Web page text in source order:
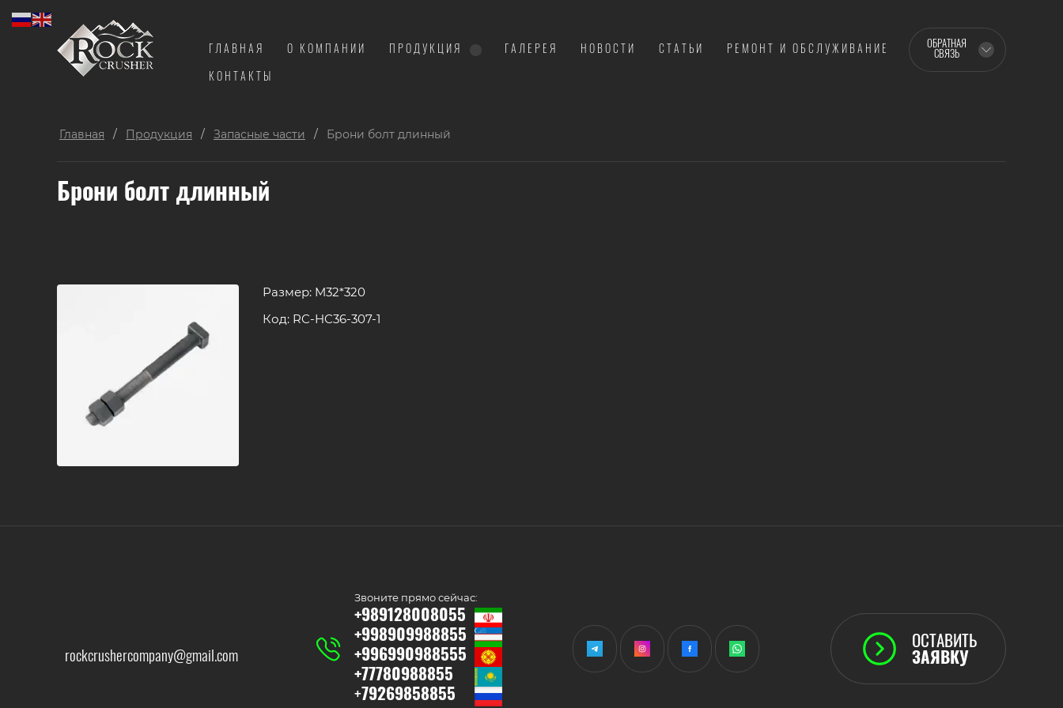
ГЛАВНАЯ О КОМПАНИИ ПРОДУКЦИЯ ГАЛЕРЕЯ НОВОСТИ СТАТЬИ РЕМОНТ И ОБСЛУЖИВАНИЕ
КОНТАКТЫ
ОБРАТНАЯ
СВЯЗЬ
Главная / Продукция / Запасные части / Брони болт длинный
Брони болт длинный
Размер: M32*320
Код: RC-HC36-307-1
rockcrushercompany@gmail.com
Звоните прямо сейчас:
+989128008055
+998909988855
+996990988555
+77780988855
+79269858855
ОСТАВИТЬ
ЗАЯВКУ